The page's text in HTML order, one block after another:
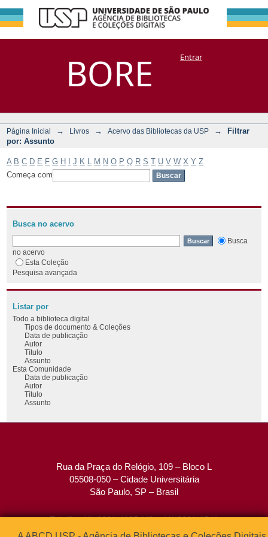
BORE
Filtrar por:
Assunto
DSpace/Manakin + CoriscoEntrar
Página Inicial → Livros → Acervo das Bibliotecas da USP →
Filtrar
por: Assunto
A B C D E F G H J K M N O P Q R S T U V W X Y Z
Começa com
Busca no acervo
Busca
no acervo
Esta Coleção
Pesquisa avançada
Listar por
Todo a biblioteca digital
Tipos de documento & Coleções
Data de publicação
Autor
Título
Assunto
Esta Comunidade
Data de publicação
Autor
Título
Assunto
Rua da Praça do Relógio, 109 – Bloco L
05508-050 – Cidade Universitária
São Paulo, SP – Brasil
Tel: (0xx11) 3091-4195 / (0xx11) 3091-1541
Fax: (0xx11) 3091-1567